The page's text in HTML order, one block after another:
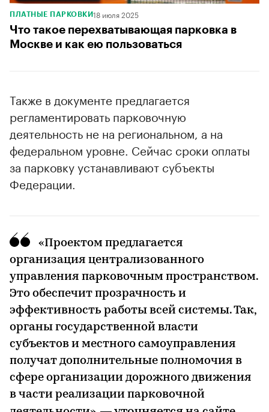
ПЛАТНЫЕ ПАРКОВКИ18 июля 2025
Что такое перехватывающая парковка в
Москве и как ею пользоваться
Также в документе предлагается
регламентировать парковочную
деятельность не на региональном, а на
федеральном уровне. Сейчас сроки оплаты
за парковку устанавливают субъекты
Федерации.
«Проектом предлагается
организация централизованного
управления парковочным пространством.
Это обеспечит прозрачность и
эффективность работы всей системы. Так,
органы государственной власти
субъектов и местного самоуправления
получат дополнительные полномочия в
сфере организации дорожного движения
в части реализации парковочной